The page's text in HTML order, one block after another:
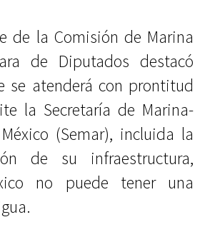
de la Comisión de Marina
de Diputados destacó
se atenderá con prontitud
la Secretaría de Marina-
(Semar), incluida la
de su infraestructura,
no puede tener una